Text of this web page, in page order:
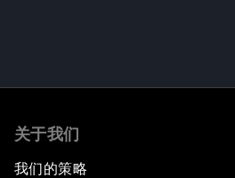
关于我们
我们的策略